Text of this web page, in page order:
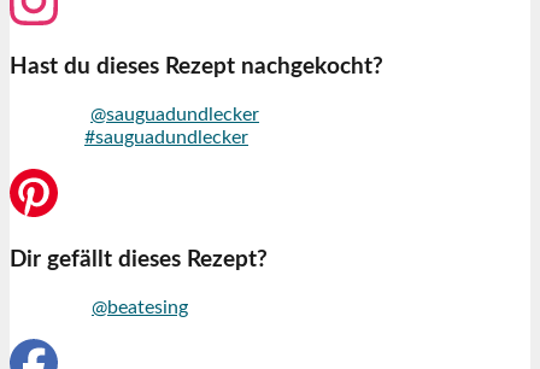
Hast du dieses Rezept nachgekocht?
@sauguadundlecker
#sauguadundlecker
Dir gefällt dieses Rezept?
@beatesing